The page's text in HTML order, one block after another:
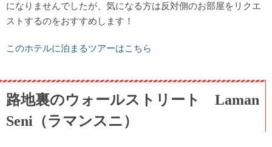
になりませんでしたが、気になる方は反対側のお部屋をリクエ
ストするのをおすすめします！
このホテルに泊まるツアーはこちら
路地裏のウォールストリート Laman
Seni（ラマンスニ）